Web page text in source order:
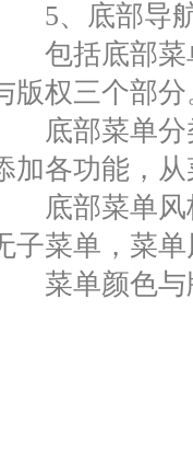
5、底部导
包括底部菜
版权三个部分
底部菜单分
加各功能，
底部菜单风格
子菜单，菜
菜单颜色与